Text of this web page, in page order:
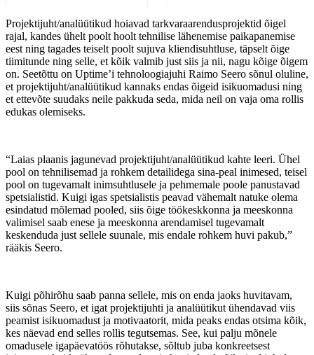
Projektijuht/analüütikud hoiavad tarkvaraarendusprojektid õigel
rajal, kandes ühelt poolt hoolt tehnilise lähenemise paikapanemise
eest ning tagades teiselt poolt sujuva kliendisuhtluse, täpselt õige
tiimitunde ning selle, et kõik valmib just siis ja nii, nagu kõige õigem
on. Seetõttu on Uptime’i tehnoloogiajuhi Raimo Seero sõnul oluline,
et projektijuht/analüütikud kannaks endas õigeid isikuomadusi ning
et ettevõte suudaks neile pakkuda seda, mida neil on vaja oma rollis
edukas olemiseks.
“Laias plaanis jagunevad projektijuht/analüütikud kahte leeri. Ühel
pool on tehnilisemad ja rohkem detailidega sina-peal inimesed, teisel
pool on tugevamalt inimsuhtlusele ja pehmemale poole panustavad
spetsialistid. Kuigi igas spetsialistis peavad vähemalt natuke olema
esindatud mõlemad pooled, siis õige töökeskkonna ja meeskonna
valimisel saab enese ja meeskonna arendamisel tugevamalt
keskenduda just sellele suunale, mis endale rohkem huvi pakub,”
rääkis Seero.
Kuigi põhirõhu saab panna sellele, mis on enda jaoks huvitavam,
siis sõnas Seero, et igat projektijuhti ja analüütikut ühendavad viis
peamist isikuomadust ja motivaatorit, mida peaks endas otsima kõik,
kes näevad end selles rollis tegutsemas. See, kui palju mõnele
omadusele igapäevatöös rõhutakse, sõltub juba konkreetsest